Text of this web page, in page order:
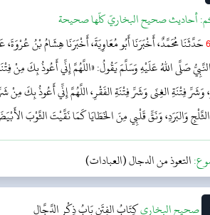
أحاديث صحيح البخاريّ كلّها صحيحة
حَدَّثَنَا مُحَمَّدٌ، أَخْبَرَنَا أَبُو مُعَاوِيَةَ، أَخْبَرَنَا هِشَامُ بْنُ
صَلَّى اللهُ عَلَيْهِ وَسَلَّمَ يَقُولُ: «اللَّهُمَّ إِنِّي أَعُوذُ بِكَ مِنْ
وَشَرِّ فِتْنَةِ الغِنَى وَشَرِّ فِتْنَةِ الفَقْرِ، اللَّهُمَّ إِنِّي أَعُوذُ بِكَ
وَالبَرَدِ، وَنَقِّ قَلْبِي مِنَ الخَطَايَا كَمَا نَقَّيْتَ الثَّوْبَ
التعوذ من الدجال (العبادات)
‌‌صحيح البخاريكِتَابُ الفِتَنِبَابُ ذِكْرِ الدَّجَّالِ